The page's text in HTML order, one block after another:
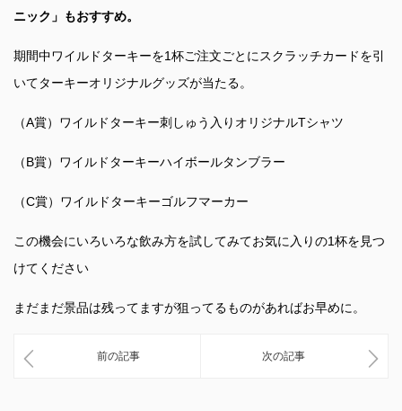
ニック」もおすすめ。
期間中ワイルドターキーを1杯ご注文ごとにスクラッチカードを引
いてターキーオリジナルグッズが当たる。
（A賞）ワイルドターキー刺しゅう入りオリジナルTシャツ
（B賞）ワイルドターキーハイボールタンブラー
（C賞）ワイルドターキーゴルフマーカー
この機会にいろいろな飲み方を試してみてお気に入りの1杯を見つ
けてください
まだまだ景品は残ってますが狙ってるものがあればお早めに。
前の記事 次の記事